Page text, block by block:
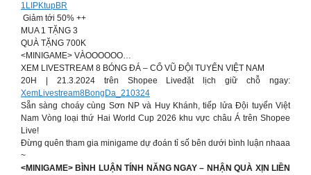
1LIPKtupBR
Giảm tới 50% ++
MUA 1 TẶNG 3
QUÀ TẶNG 700K
<MINIGAME> VÀOOOOOO…
XEM LIVESTREAM 8 BÓNG ĐÁ – CỔ VŨ ĐỘI TUYỂN VIỆT NAM
20H | 21.3.2024 trên Shopee Liveđặt lịch giữ chỗ ngay:
XemLivestream8BongDa_210324
Sẵn sàng choáy cùng Sơn NP và Huy Khánh, tiếp lửa Đội tuyển Việt
Nam Vòng loại thứ Hai World Cup 2026 khu vực châu Á trên Shopee
Live!
Đừng quên tham gia minigame dự đoán tỉ số bên dưới bình luận nhaaa
~
<MINIGAME> BÌNH LUẬN TÍNH NĂNG NGAY – NHẬN QUÀ XỊN LIỀN